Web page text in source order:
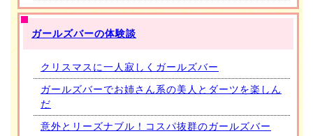
ガールズバーの体験談
クリスマスに一人寂しくガールズバー
ガールズバーでお姉さん系の美人とダーツを楽しん
だ
意外とリーズナブル！コスパ抜群のガールズバー